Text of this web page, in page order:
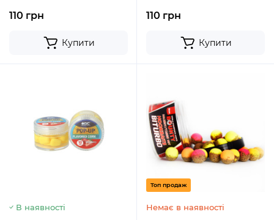
110 грн
Купити
110 грн
Купити
В наявності
Топ продаж
Немає в наявності